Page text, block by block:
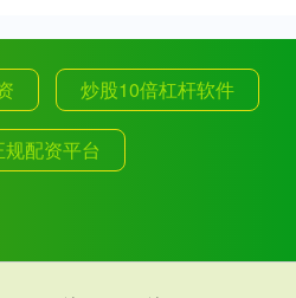
炒股10倍杠杆软件
配资平台